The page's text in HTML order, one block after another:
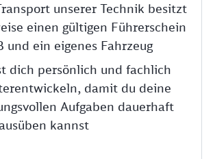
unserer Technik besitzt
einen gültigen Führerschein
und ein eigenes Fahrzeug
dich persönlich und fachlich
damit du deine
Aufgaben dauerhaft
kannst